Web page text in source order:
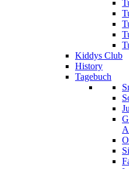
Kiddys Club
History
Tagebuch